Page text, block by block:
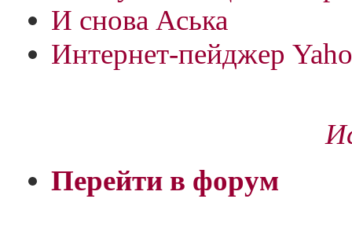
И снова Аська
Интернет-пейджер
Перейти в форум